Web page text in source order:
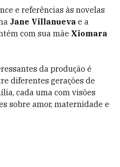
e referências às novelas
Jane Villanueva e a
com sua mãe Xiomara
da produção é
diferentes gerações de
cada uma com visões
sobre amor, maternidade e